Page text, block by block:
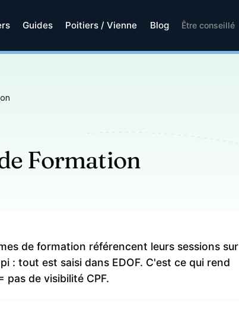
Guides Poitiers / Vienne Blog Être conseillé
Formation
de formation référencent leurs sessions sur
: tout est saisi dans EDOF. C'est ce qui rend
pas de visibilité CPF.